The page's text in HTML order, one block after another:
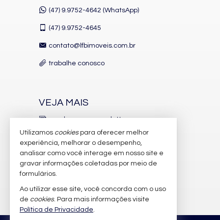
Sala de TV
Suíte Master
Características do Empreendimento
Salão de Festas
Spa
Espaço Fitness
Medidores Individuais
Captação de Água
Portão Eletrônico
Playground
Automação Predial
Piscina Infantil
Bicicletário
Gás Central
(47) 9.9752-4642 (WhatsApp)
(47) 9.9752-4645
contato@lfbimoveis.com.br
trabalhe conosco
VEJA MAIS
receba nosso newsletter
indicadores financeiros
cadastre seu imóvel
imóveis favoritos
mapa de imóveis
Utilizamos cookiespara oferecer melhor
experiência, melhorar o desempenho,
analisar como você interage em nosso site e
gravar informações coletadas por meio de
formulários.
Ao utilizar esse site, você concorda com o uso
de cookies. Para mais informações visite
Política de Privacidade.